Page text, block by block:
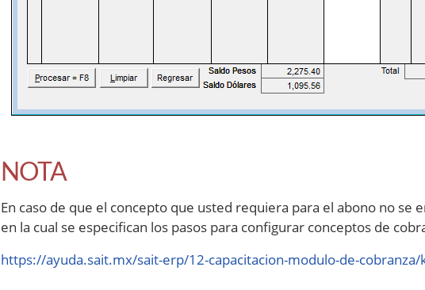
NOTA
En caso de que el concepto que usted requiera para el abono no
en la cual se especifican los pasos para configurar conceptos de
https://ayuda.sait.mx/sait-erp/12-capacitacion-modulo-de-cobranza/